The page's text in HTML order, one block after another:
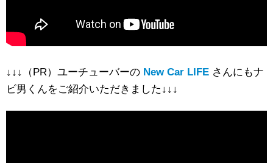
↓↓↓（PR）ユーチューバーの New Car LIFE さんにもナ
ビ男くんをご紹介いただきました↓↓↓